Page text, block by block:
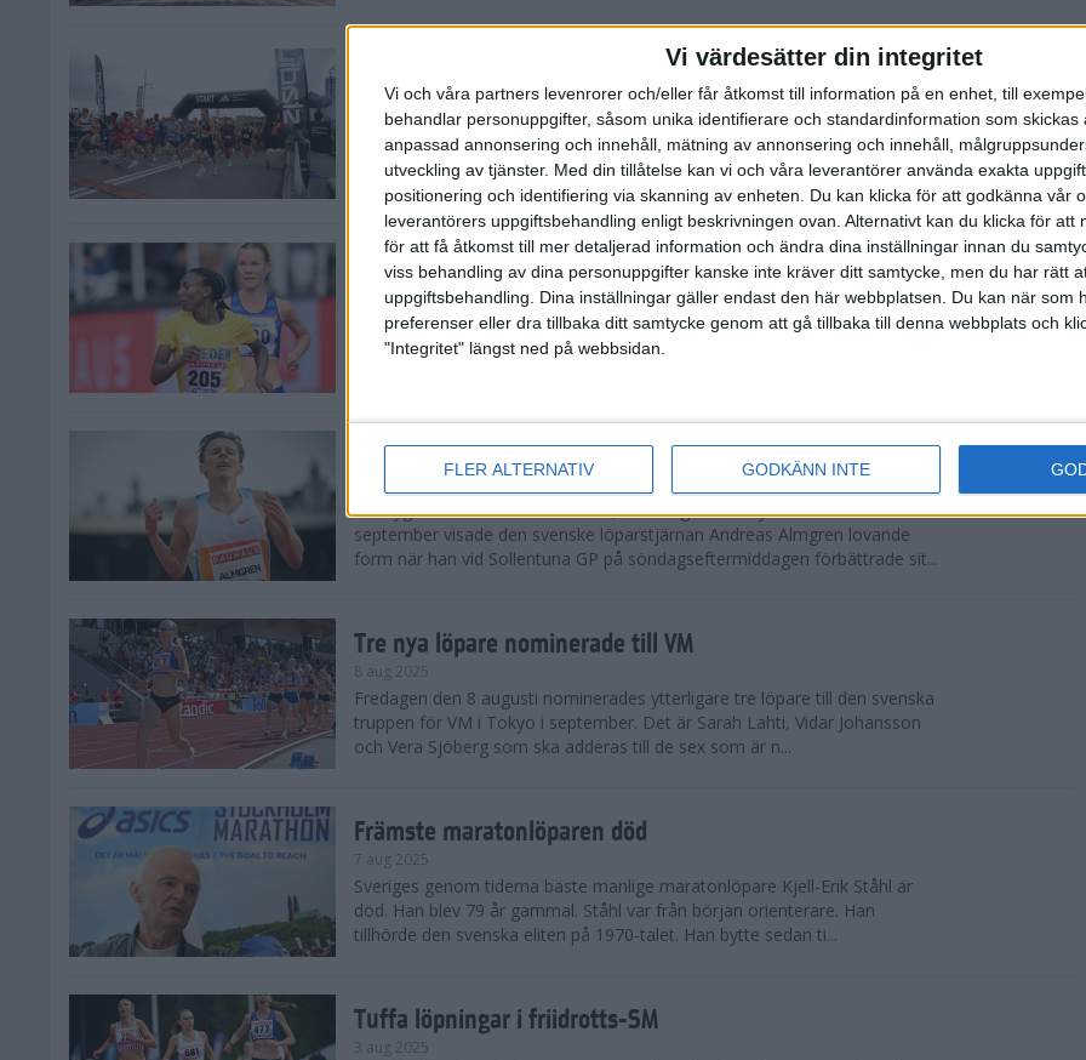
Vi värdesätter din integritet
Vi och våra partners levenrorer och/eller får åtkomst till information på en enhet, till
behandlar personuppgifter, såsom unika identifierare och standardinformation som skickas
anpassad annonsering och innehåll, mätning av annonsering och innehåll,
utveckling av tjänster. Med din tillåtelse kan vi och våra leverantörer använda exakta
positionering och identifiering via skanning av enheten. Du kan klicka för att godkänna vår
leverantörers uppgiftsbehandling enligt beskrivningen ovan. Alternativt kan du klicka för att
för att få åtkomst till mer detaljerad information och ändra dina inställningar innan du
viss behandling av dina personuppgifter kanske inte kräver ditt samtycke, men du har rätt
uppgiftsbehandling. Dina inställningar gäller endast den här webbplatsen. Du kan när som
preferenser eller dra tillbaka ditt samtycke genom att gå tillbaka till denna webbplats och
"Integritet" längst ned på webbsidan.
FLER ALTERNATIV GODKÄNN INTE
Snabbaste segertiden på 12 år i rekordstort adidas
Stockholm Halvmaraton
30 aug 2025
Ett slutsålt och rekordstort adidas Stockholm Halvmaraton avgjordes i
nästintill perfekt löparväder. 18 grader, mulet och väldigt lite vind. Totalt
var 19,866 löpare anmälda, varav 15,807 kom till sta...
Löparna viktiga när Sverige vann Finnkampen
26 aug 2025
Den hundrade upplagan av Finnkampen, världens äldsta och största
landskamp i friidrott, avgjordes inför fullsatta läktare på Stockholms
Svenskt rekord när Almgren testade VM-formen
En dryg månad före friidrotts-VM, som avgörs i Tokyo den 13-21
september visade den svenske löparstjärnan Andreas Almgren lovande
form när han vid Sollentuna GP på söndagseftermiddagen förbättrade sit...
Tre nya löpare nominerade till VM
8 aug 2025
Fredagen den 8 augusti nominerades ytterligare tre löpare till den svenska
truppen för VM i Tokyo i september. Det är Sarah Lahti, Vidar Johansson
och Vera Sjöberg som ska adderas till de sex som är n...
Främste maratonlöparen död
7 aug 2025
Sveriges genom tiderna bäste manlige maratonlöpare Kjell-Erik Ståhl är
död. Han blev 79 år gammal. Ståhl var från början orienterare. Han
tillhörde den svenska eliten på 1970-talet. Han bytte sedan ti...
Tuffa löpningar i friidrotts-SM
3 aug 2025